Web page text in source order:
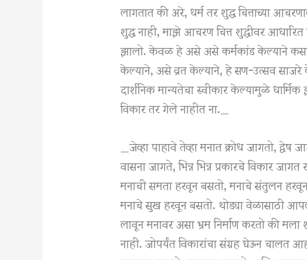
लागतात की अरे, धर्म तर शुद्ध चित्ताच्या
शुद्ध नाही, माझे आचरण चित्त शुद्धीवर
झालो. केवळ हे असे असे कर्मकांड केल्याने
केल्याने, असे व्रत केल्याने, हे सण-उत्सव साजरे
दार्शनिक मान्यतेचा स्वीकार केल्यामुळे
विकार तर गेले नाहीत ना._
_जेव्हा पाहावे तेव्हा मनात क्रोध जागतो, द्वेष
वासना जागते, भिन्न भिन्न प्रकारचे विकार
मनाची समता हरवून बसतो, मनाचे संतुलन
मनाचे सुख हरवून बसतो. थोड्या वेळासाठी
लावून मनावर असा भ्रम निर्माण करतो की
नाही. जोपर्यंत विकारांचा संग्रह घेऊन चालत